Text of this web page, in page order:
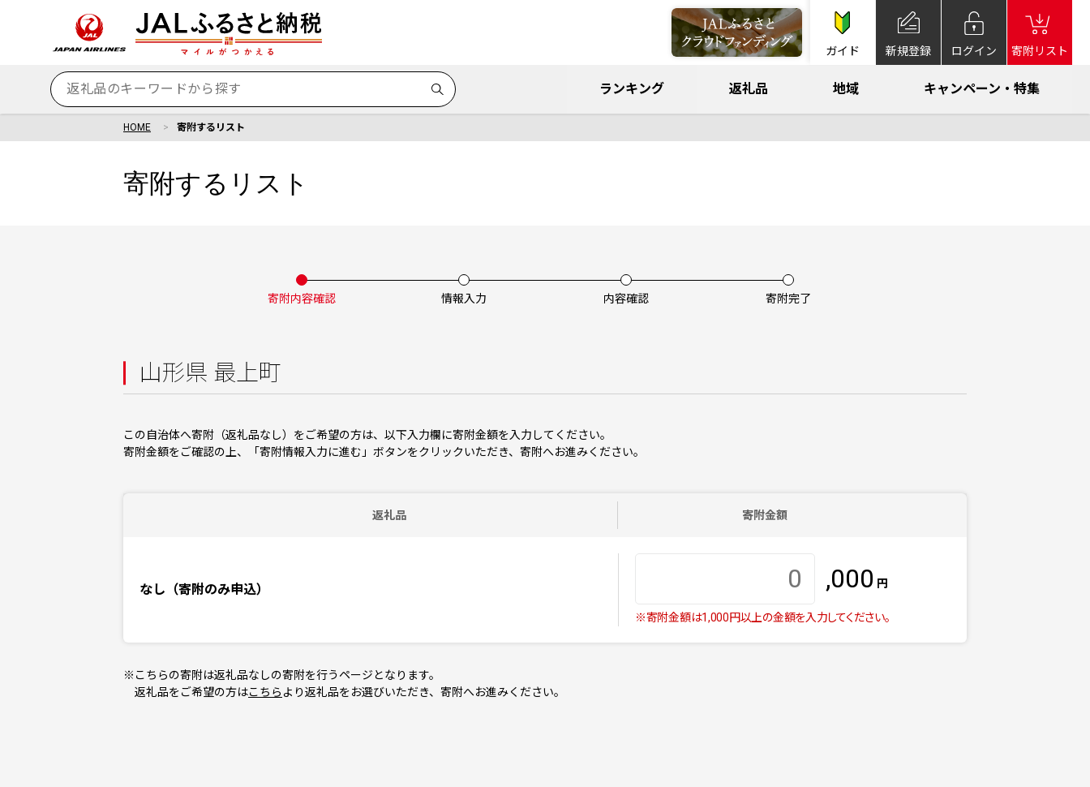
ガイド 新規登録 ログイン 寄附リスト
ランキング 返礼品 地域 キャンペーン・特集
HOME 寄附するリスト
寄附するリスト
寄附内容確認 情報入力 内容確認 寄附完了
山形県 最上町
この自治体へ寄附（返礼品なし）をご希望の方は、以下入力欄に寄附金額を入力してください。
寄附金額をご確認の上、「寄附情報入力に進む」ボタンをクリックいただき、寄附へお進みください。
返礼品 寄附金額
なし（寄附のみ申込） ,000 円
※寄附金額は1,000円以上の金額を入力してください。
※こちらの寄附は返礼品なしの寄附を行うページとなります。
返礼品をご希望の方はこちら より返礼品をお選びいただき、寄附へお進みください。